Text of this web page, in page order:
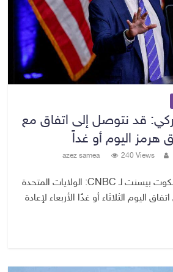
قد نتوصل إلى اتفاق مع
هرمز اليوم أو غداً
azez samea 240 Views
وزير الخزانة الأميركي سكوت بيسنت لـ CNBC: الولايات المتحدة
اليوم الثلاثاء أو غدًا الأربعاء لإعادة